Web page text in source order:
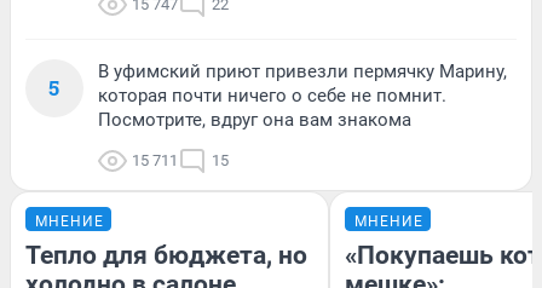
15 747 22
5
В уфимский приют привезли пермячку Марину,
которая почти ничего о себе не помнит.
Посмотрите, вдруг она вам знакома
15 711 15
МНЕНИЕ
Тепло для бюджета, но
МНЕНИЕ
«Покупаешь